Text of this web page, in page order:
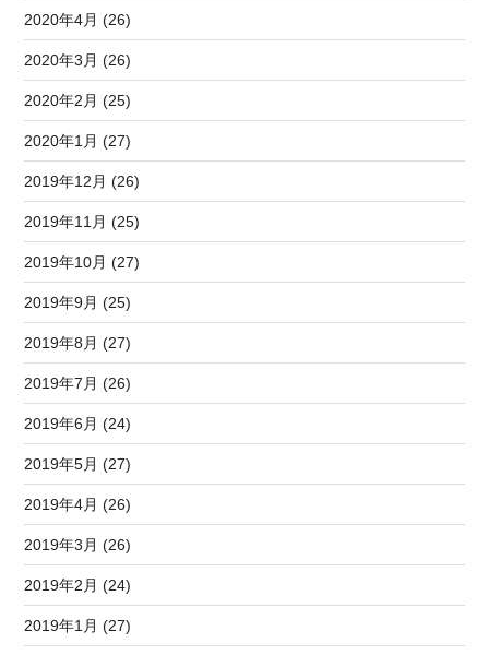
2020年4月 (26)
2020年3月 (26)
2020年2月 (25)
2020年1月 (27)
2019年12月 (26)
2019年11月 (25)
2019年10月 (27)
2019年9月 (25)
2019年8月 (27)
2019年7月 (26)
2019年6月 (24)
2019年5月 (27)
2019年4月 (26)
2019年3月 (26)
2019年2月 (24)
2019年1月 (27)